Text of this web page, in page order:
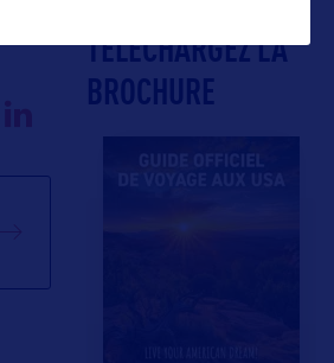
TÉLÉCHARGEZ LA
BROCHURE